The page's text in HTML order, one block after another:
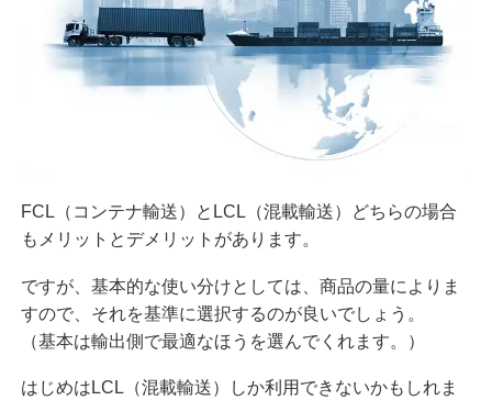
FCL（コンテナ輸送）とLCL（混載輸送）どちらの場合
もメリットとデメリットがあります。
ですが、基本的な使い分けとしては、商品の量によりま
すので、それを基準に選択するのが良いでしょう。
（基本は輸出側で最適なほうを選んでくれます。）
はじめはLCL（混載輸送）しか利用できないかもしれま